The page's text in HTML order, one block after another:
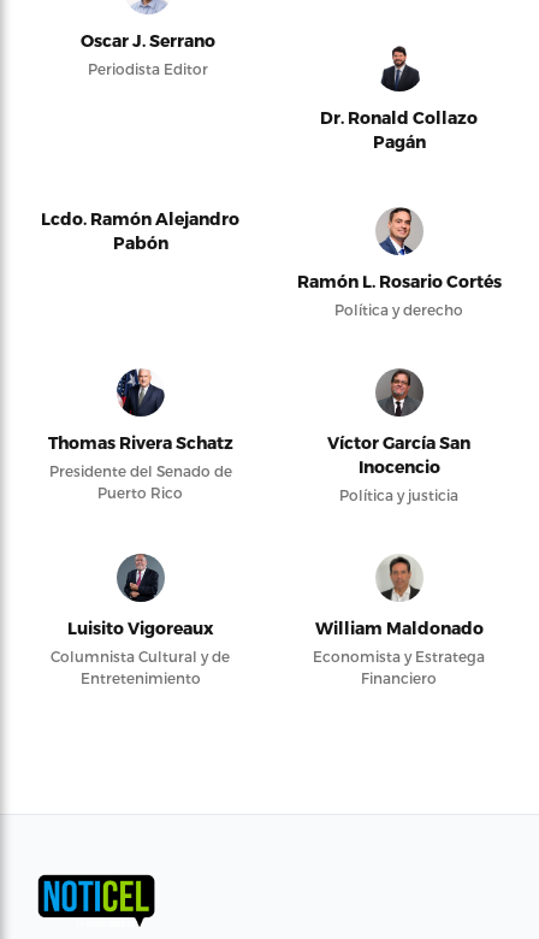
Oscar J. Serrano
Periodista Editor
Dr. Ronald Collazo
Pagán
Lcdo. Ramón Alejandro
Pabón
Ramón L. Rosario Cortés
Política y derecho
Thomas Rivera Schatz
Presidente del Senado de
Puerto Rico
Víctor García San
Inocencio
Política y justicia
Luisito Vigoreaux
Columnista Cultural y de
Entretenimiento
William Maldonado
Economista y Estratega
Financiero